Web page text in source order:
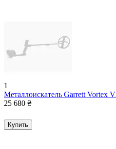
1
Металлоискатель Garrett Vortex
25 680 ₴
Купить